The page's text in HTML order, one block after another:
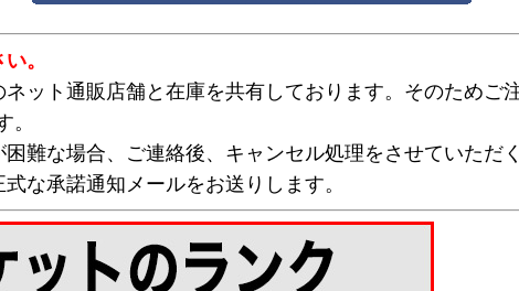
。
ット通販店舗と在庫を共有しております。そのためご
。
難な場合、ご連絡後、キャンセル処理をさせていただ
な承諾通知メールをお送りします。